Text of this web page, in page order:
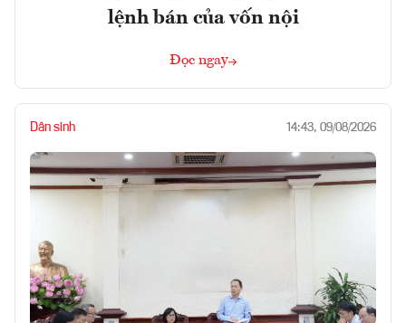
lệnh bán của vốn nội
Đọc ngay
Dân sinh 14:43, 09/08/2026